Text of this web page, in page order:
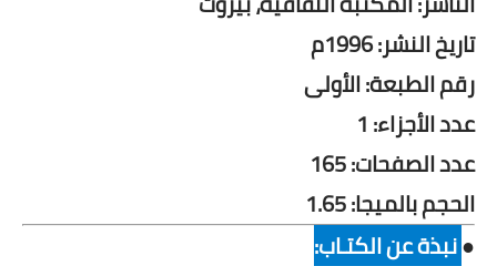
تاريخ النشر: 1996م
رقم الطبعة: الأولى
عدد الأجزاء: 1
عدد الصفحات: 165
الحجم بالميجا: 1.65
●نبذة عن الكتـاب: